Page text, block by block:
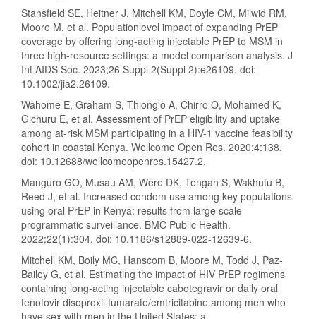
Stansfield SE, Heitner J, Mitchell KM, Doyle CM, Milwid RM,
Moore M, et al. Populationlevel impact of expanding PrEP
coverage by offering long-acting injectable PrEP to MSM in
three high-resource settings: a model comparison analysis. J
Int AIDS Soc. 2023;26 Suppl 2(Suppl 2):e26109. doi:
10.1002/jia2.26109.
Wahome E, Graham S, Thiong'o A, Chirro O, Mohamed K,
Gichuru E, et al. Assessment of PrEP eligibility and uptake
among at-risk MSM participating in a HIV-1 vaccine feasibility
cohort in coastal Kenya. Wellcome Open Res. 2020;4:138.
doi: 10.12688/wellcomeopenres.15427.2.
Manguro GO, Musau AM, Were DK, Tengah S, Wakhutu B,
Reed J, et al. Increased condom use among key populations
using oral PrEP in Kenya: results from large scale
programmatic surveillance. BMC Public Health.
2022;22(1):304. doi: 10.1186/s12889-022-12639-6.
Mitchell KM, Boily MC, Hanscom B, Moore M, Todd J, Paz-
Bailey G, et al. Estimating the impact of HIV PrEP regimens
containing long-acting injectable cabotegravir or daily oral
tenofovir disoproxil fumarate/emtricitabine among men who